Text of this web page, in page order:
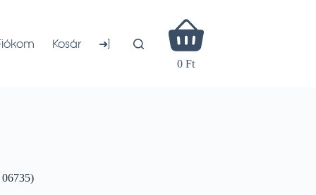
Kosár ➜]
Shopping
cart
0 Ft